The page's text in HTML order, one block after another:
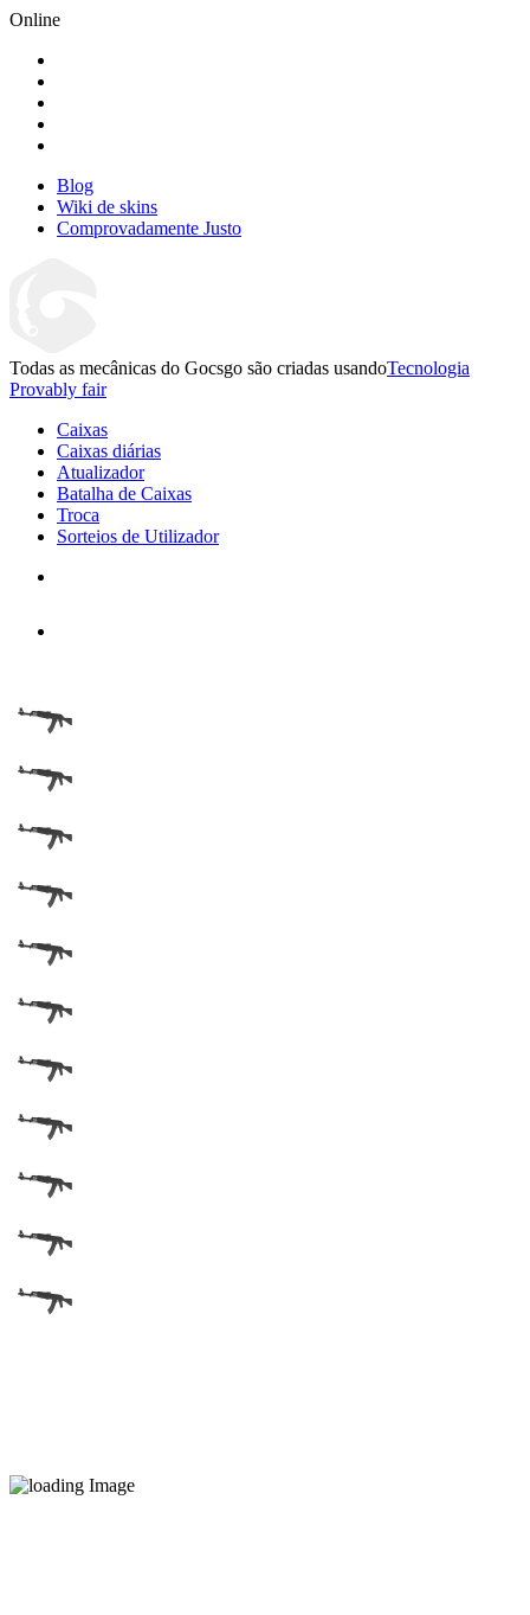
Online
Blog
Wiki de skins
Comprovadamente Justo
Todas as mecânicas do Gocsgo são criadas usandoTecnologia
Provably fair
Caixas
Caixas diárias
Atualizador
Batalha de Caixas
Troca
Sorteios de Utilizador